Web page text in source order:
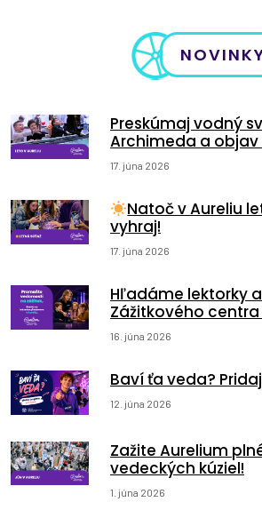
Preskúmaj vodný
Archimeda a objav
17. júna 2026
Natoč v Aureliu
vyhraj!
17. júna 2026
Hľadáme lektorky
Zážitkového
16. júna 2026
Baví ťa veda?
12. júna 2026
Zažite Aurelium
vedeckých kúziel!
1. júna 2026